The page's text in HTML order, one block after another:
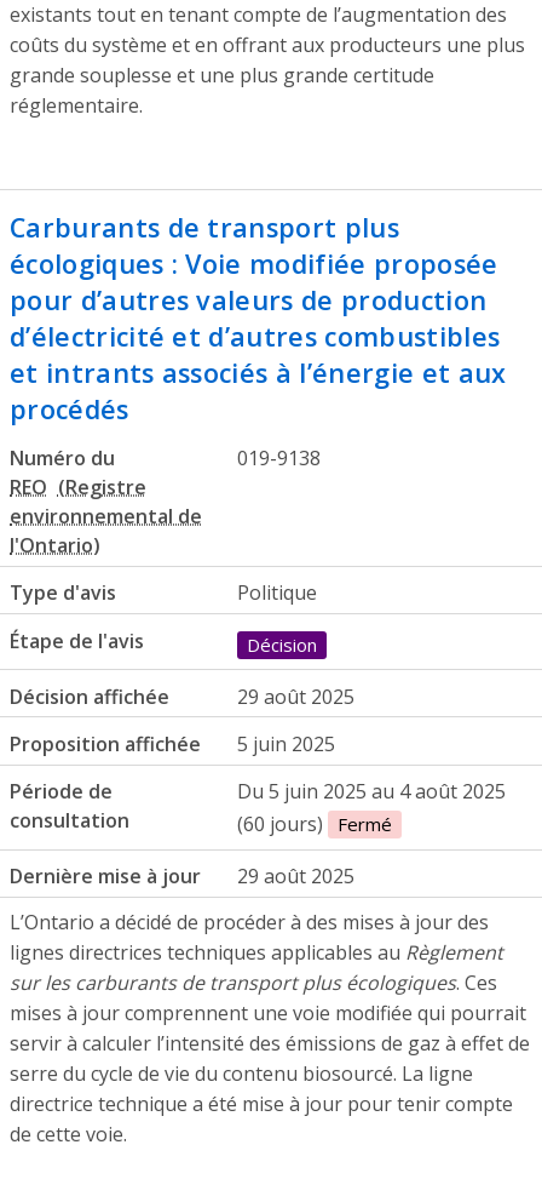
existants tout en tenant compte de l’augmentation des
coûts du système et en offrant aux producteurs une plus
grande souplesse et une plus grande certitude
réglementaire.
Carburants de transport plus
écologiques : Voie modifiée proposée
pour d’autres valeurs de production
d’électricité et d’autres combustibles
et intrants associés à l’énergie et aux
procédés
Numéro du
REO
019-9138
Type d'avis
Politique
Étape de l'avis
Décision
Décision affichée
29 août 2025
Proposition affichée
5 juin 2025
Période de
consultation
Du 5 juin 2025 au 4 août 2025
(60 jours)
Fermé
Dernière mise à jour
29 août 2025
L’Ontario a décidé de procéder à des mises à jour des
lignes directrices techniques applicables au Règlement
sur les carburants de transport plus écologiques. Ces
mises à jour comprennent une voie modifiée qui pourrait
servir à calculer l’intensité des émissions de gaz à effet de
serre du cycle de vie du contenu biosourcé. La ligne
directrice technique a été mise à jour pour tenir compte
de cette voie.